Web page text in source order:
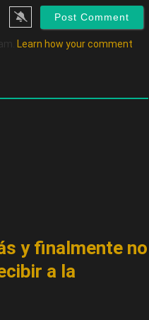
Learn how your comment
y finalmente no
a la